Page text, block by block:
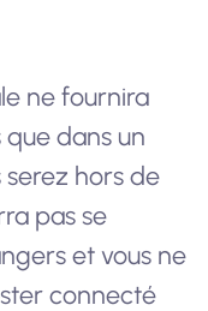
ne fournira
dans un
serez hors de
pas se
et vous ne
connecté